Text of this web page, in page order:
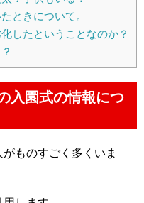
ときについて。
したということなのか？
入園式の情報につ
ものすごく多くいま